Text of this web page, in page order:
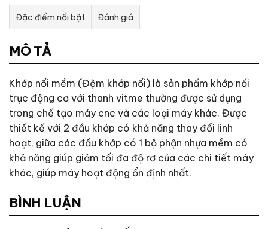
Đặc điểm nổi bật Đánh giá
Tư vấn & bán hàng qua Facebook
MÔ TẢ
Khớp nối mềm (Đệm khớp nối) là sản phẩm khớp nối
trục động cơ với thanh vitme thường được sử dụng
trong chế tạo máy cnc và các loại máy khác. Được
thiết kế với 2 đầu khớp có khả năng thay đổi linh
hoạt, giữa các đầu khớp có 1 bộ phận nhựa mềm có
khả năng giúp giảm tối đa độ rơ của các chi tiết máy
khác, giúp máy hoạt động ổn định nhất.
BÌNH LUẬN